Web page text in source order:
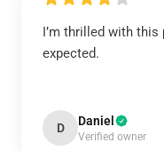
I’m thrilled with
expected.
D Daniel
Verified owner